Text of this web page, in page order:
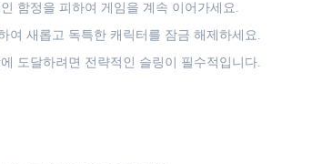
함정을 피하여 게임을 계속 이어가세요.
여 새롭고 독특한 캐릭터를 잠금 해제하세요.
도달하려면 전략적인 슬링이 필수적입니다.